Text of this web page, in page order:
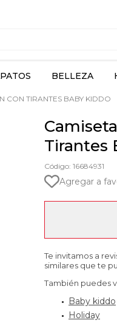
BELLEZA
CON TIRANTES BABY KIDDO
Tirantes
Código: 16684931
Agregar a
Te invitamos a
similares que te
También puedes
Baby kiddo
Holiday